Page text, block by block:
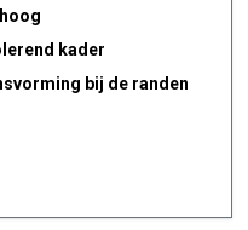
kader
bij de randen